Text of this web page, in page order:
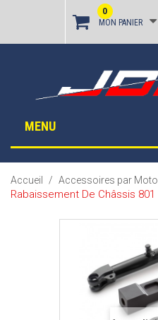
MON PANIER
0
MENU
Accueil / Accessoires par Moto
Rabaissement De Châssis 801